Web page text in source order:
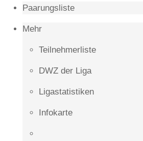
Paarungsliste
Mehr
Teilnehmerliste
DWZ der Liga
Ligastatistiken
Infokarte